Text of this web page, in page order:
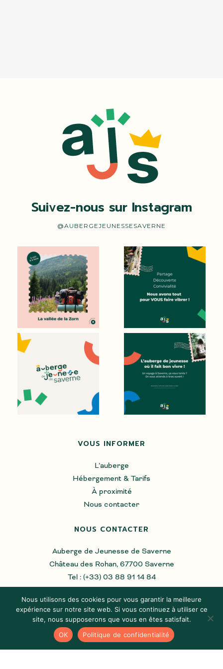
Suivez-nous sur Instagram
@AUBERGEJEUNESSESAVERNE
VOUS INFORMER
L’auberge
Hébergement & Tarifs
À proximité
Nous contacter
NOUS CONTACTER
Auberge de Jeunesse de Saverne
Château des Rohan, 67700 Saverne
Tel : (+33) 03 88 91 14 84
NOS HORAIRES
Nous utilisons des cookies pour vous garantir la meilleure
expérience sur notre site web. Si vous continuez à utiliser ce
site, nous supposerons que vous en êtes satisfait.
OK
Politique de confidentialité